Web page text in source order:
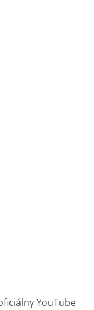
YouTube